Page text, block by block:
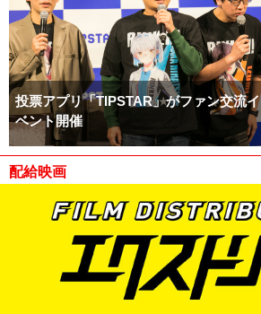
投票アプリ「TIPSTAR」がファン交流イ
ベント開催
配給映画